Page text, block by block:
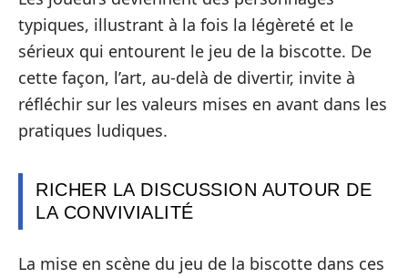
typiques, illustrant à la fois la légèreté et le
sérieux qui entourent le jeu de la biscotte. De
cette façon, l’art, au-delà de divertir, invite à
réfléchir sur les valeurs mises en avant dans les
pratiques ludiques.
RICHER LA DISCUSSION AUTOUR DE
LA CONVIVIALITÉ
La mise en scène du jeu de la biscotte dans ces